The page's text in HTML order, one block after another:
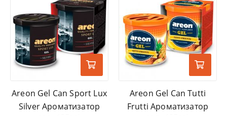
Areon Gel Can Sport Lux
Silver Ароматизатор
Areon Gel Can Tutti
Frutti Ароматизатор